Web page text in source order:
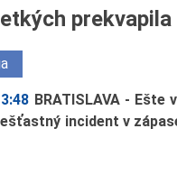
prekvapila
BRATISLAVA -
incident v